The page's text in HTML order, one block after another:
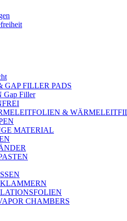
GAP FILLER PADS
Gap Filler
&
MATERIAL
CHAMBERS